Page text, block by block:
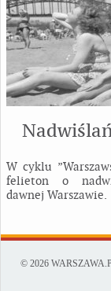
W cyklu
felieton o
dawnej Warszawie.
© 2026